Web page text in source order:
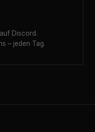
Discord.
– jeden Tag.